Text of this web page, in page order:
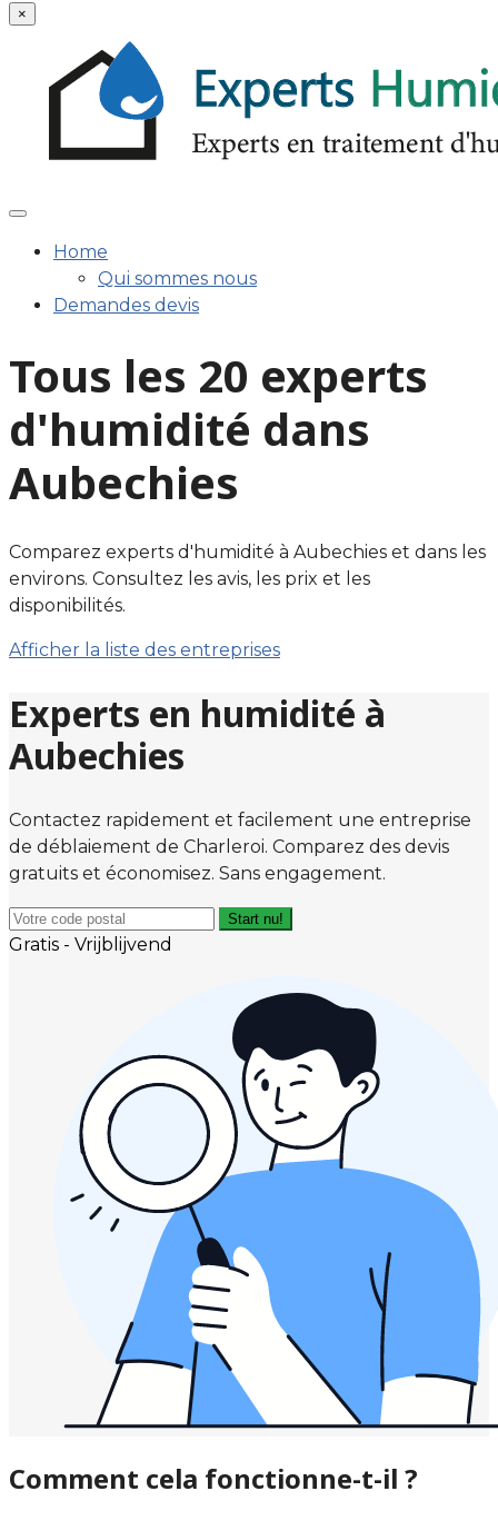
×
Home
Qui sommes nous
Demandes devis
Tous les 20 experts
d'humidité dans
Aubechies
Comparez experts d'humidité à Aubechies et dans les
environs. Consultez les avis, les prix et les
disponibilités.
Afficher la liste des entreprises
Experts en humidité à
Aubechies
Contactez rapidement et facilement une entreprise
de déblaiement de Charleroi. Comparez des devis
gratuits et économisez. Sans engagement.
Start nu!
Gratis - Vrijblijvend
Comment cela fonctionne-t-il ?